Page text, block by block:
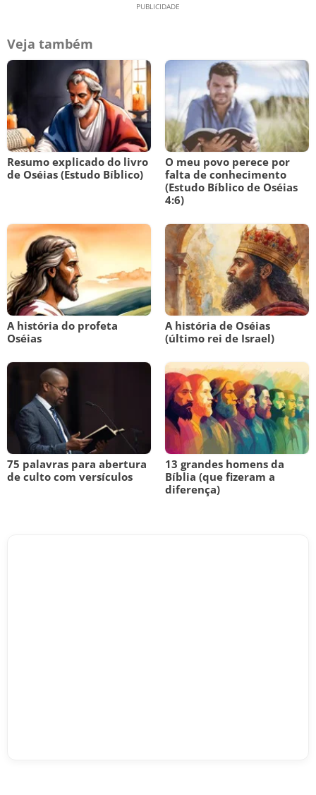
Veja também
Resumo explicado do livro
de Oséias (Estudo Bíblico)
O meu povo perece por
falta de conhecimento
(Estudo Bíblico de Oséias
4:6)
A história do profeta
Oséias
A história de Oséias
(último rei de Israel)
75 palavras para abertura
de culto com versículos
13 grandes homens da
Bíblia (que fizeram a
diferença)